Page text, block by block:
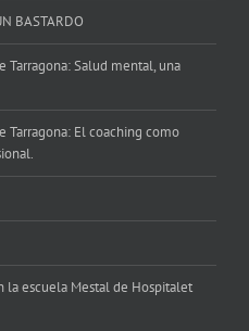
BASTARDO
Salud mental, una
El coaching como
la escuela Mestal de Hospitalet